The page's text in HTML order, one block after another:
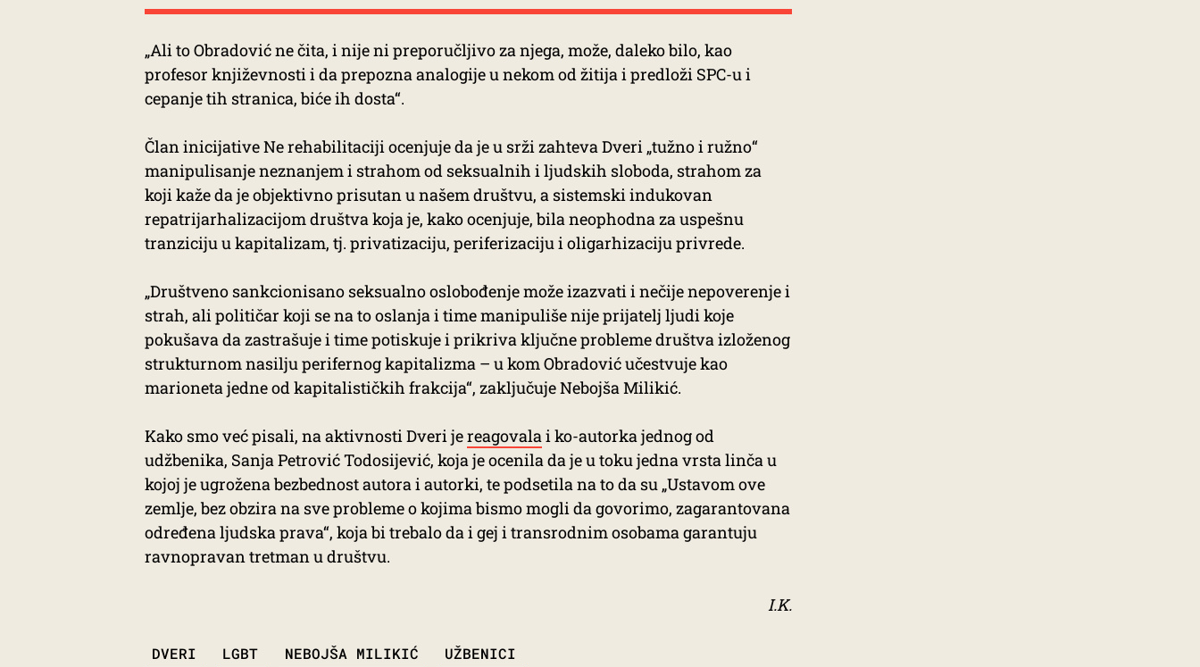
„Ali to Obradović ne čita, i nije ni preporučljivo za njega, može, daleko bilo, kao
profesor književnosti i da prepozna analogije u nekom od žitija i predloži SPC-u i
cepanje tih stranica, biće ih dosta“.
Član inicijative Ne rehabilitaciji ocenjuje da je u srži zahteva Dveri „tužno i ružno“
manipulisanje neznanjem i strahom od seksualnih i ljudskih sloboda, strahom za
koji kaže da je objektivno prisutan u našem društvu, a sistemski indukovan
repatrijarhalizacijom društva koja je, kako ocenjuje, bila neophodna za uspešnu
tranziciju u kapitalizam, tj. privatizaciju, periferizaciju i oligarhizaciju privrede.
„Društveno sankcionisano seksualno oslobođenje može izazvati i nečije nepoverenje i
strah, ali političar koji se na to oslanja i time manipuliše nije prijatelj ljudi koje
pokušava da zastrašuje i time potiskuje i prikriva ključne probleme društva izloženog
strukturnom nasilju perifernog kapitalizma – u kom Obradović učestvuje kao
marioneta jedne od kapitalističkih frakcija“, zaključuje Nebojša Milikić.
Kako smo već pisali, na aktivnosti Dveri jereagovalai ko-autorka jednog od
udžbenika, Sanja Petrović Todosijević, koja je ocenila da je u toku jedna vrsta linča u
kojoj je ugrožena bezbednost autora i autorki, te podsetila na to da su „Ustavom ove
zemlje, bez obzira na sve probleme o kojima bismo mogli da govorimo, zagarantovana
određena ljudska prava“, koja bi trebalo da i gej i transrodnim osobama garantuju
ravnopravan tretman u društvu.
I.K.
DVERI LGBT NEBOJŠA MILIKIĆ UŽBENICI